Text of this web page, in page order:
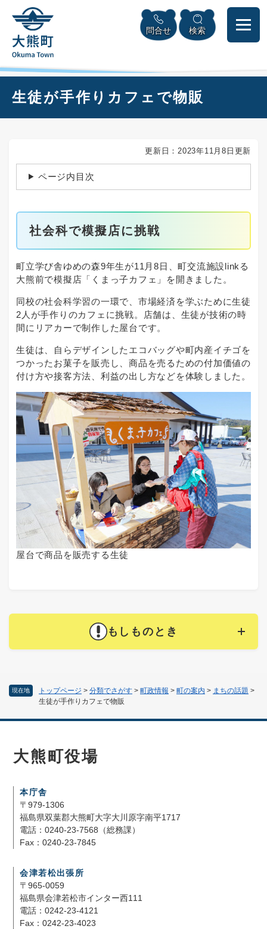
頭
メニューを飛ばして本文へ
問合せ 検索
現在地 トップページ > 分類でさがす > 町政情報 > 町の案内 > まちの話題 >
生徒が手作りカフェで物販
生徒が手作りカフェで物販
更新日：2023年11月8日更新
ページ内目次
社会科で模擬店に挑戦
町立学び舎ゆめの森9年生が11月8日、町交流施設linkる
大熊前で模擬店「くまっ子カフェ」を開きました。
同校の社会科学習の一環で、市場経済を学ぶために生徒
2人が手作りのカフェに挑戦。店舗は、生徒が技術の時
間にリアカーで制作した屋台です。
生徒は、自らデザインしたエコバッグや町内産イチゴを
つかったお菓子を販売し、商品を売るための付加価値の
付け方や接客方法、利益の出し方などを体験しました。
屋台で商品を販売する生徒
もしものとき
大熊町役場
本庁舎
〒979-1306
福島県双葉郡大熊町大字大川原字南平1717
電話：0240-23-7568（総務課）
Fax：0240-23-7845
会津若松出張所
〒965-0059
福島県会津若松市インター西111
電話：0242-23-4121
Fax：0242-23-4023